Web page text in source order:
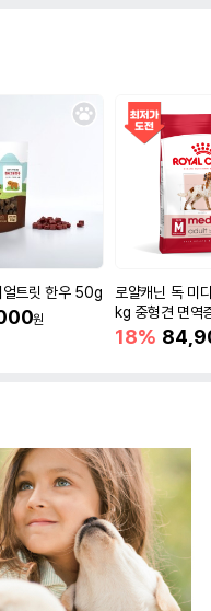
얼트릿 한우 50g
원
로얄캐닌 독 미
kg 중형견 면역
18%